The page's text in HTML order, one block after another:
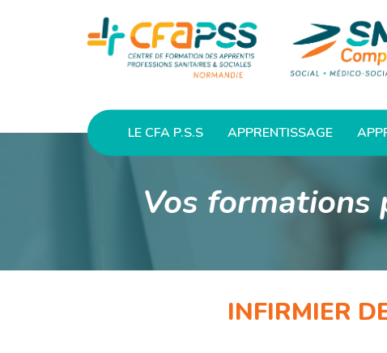
LE CFA P.S.S APPRENTISSAGE
Vos formations
INFIRMIER